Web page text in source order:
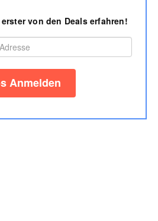
von den Deals erfahren!